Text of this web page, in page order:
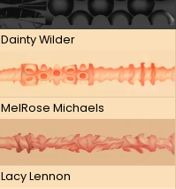
Dainty Wilder
MelRose Michaels
Lacy Lennon